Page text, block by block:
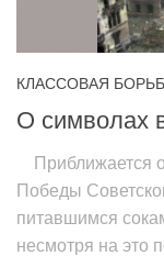
КЛАССОВАЯ
О символах
Приближается
Победы
питавшимся
несмотря на это